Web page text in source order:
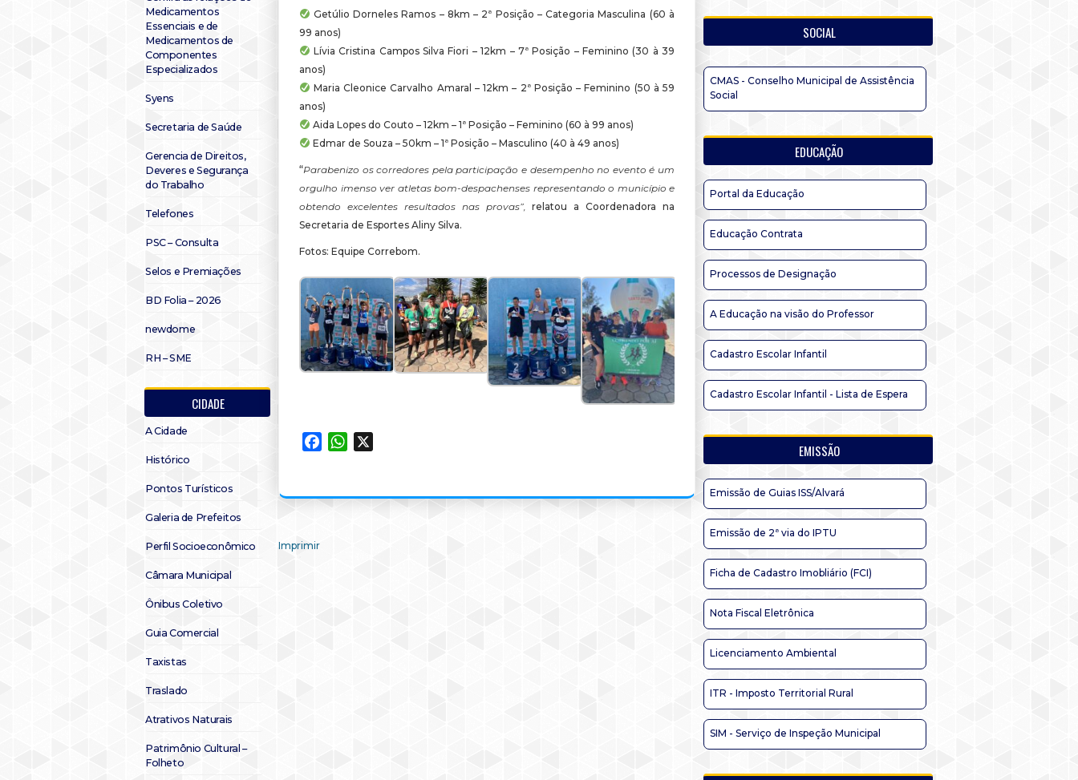
Medicamentos
Essenciais e de
Medicamentos de
Componentes
Especializados
Syens
Secretaria de Saúde
Gerencia de Direitos,
Deveres e Segurança
do Trabalho
Telefones
PSC – Consulta
Selos e Premiações
BD Folia – 2026
newdome
RH – SME
CIDADE
A Cidade
Histórico
Pontos Turísticos
Galeria de Prefeitos
Perfil Socioeconômico
Câmara Municipal
Ônibus Coletivo
Guia Comercial
Taxistas
Traslado
Atrativos Naturais
Patrimônio Cultural –
Folheto
Getúlio Dorneles Ramos – 8km – 2ª Posição – Categoria Masculina (60 à
99 anos)
Lívia Cristina Campos Silva Fiori – 12km – 7ª Posição – Feminino (30 à 39
anos)
Maria Cleonice Carvalho Amaral – 12km – 2ª Posição – Feminino (50 à 59
anos)
Aida Lopes do Couto – 12km – 1ª Posição – Feminino (60 à 99 anos)
Edmar de Souza – 50km – 1ª Posição – Masculino (40 à 49 anos)
“Parabenizo os corredores pela participação e desempenho no evento é um
orgulho imenso ver atletas bom-despachenses representando o município e
obtendo excelentes resultados nas provas”,
relatou a Coordenadora na
Secretaria de Esportes Aliny Silva.
Fotos: Equipe Correbom.
FacebookWhatsApp
Imprimir
SOCIAL
CMAS - Conselho Municipal de Assistência
Social
EDUCAÇÃO
Portal da Educação
Educação Contrata
Processos de Designação
A Educação na visão do Professor
Cadastro Escolar Infantil
Cadastro Escolar Infantil - Lista de Espera
EMISSÃO
Emissão de Guias ISS/Alvará
Emissão de 2ª via do IPTU
Ficha de Cadastro Imobliário (FCI)
Nota Fiscal Eletrônica
Licenciamento Ambiental
ITR - Imposto Territorial Rural
SIM - Serviço de Inspeção Municipal